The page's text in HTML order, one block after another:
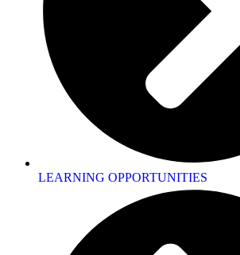
LEARNING OPPORTUNITIES